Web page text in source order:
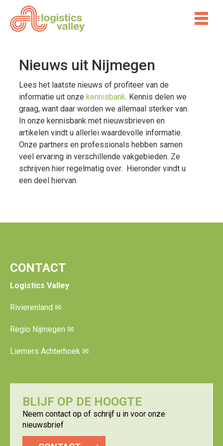
Nieuws uit Nijmegen
Lees het laatste nieuws of profiteer van de
informatie uit onze kennisbank. Kennis delen we
graag, want daar worden we allemaal sterker van.
In onze kennisbank met nieuwsbrieven en
artikelen vindt u allerlei waardevolle informatie.
Onze partners en professionals hebben samen
veel ervaring in verschillende vakgebieden. Ze
schrijven hier regelmatig over. Hieronder vindt u
een deel hiervan.
CONTACT
Logistics Valley
Rivierenland ✉
Regio Nijmegen ✉
Liemers Achterhoek ✉
BLIJF OP DE HOOGTE
Neem contact op of schrijf u in voor onze
nieuwsbrief